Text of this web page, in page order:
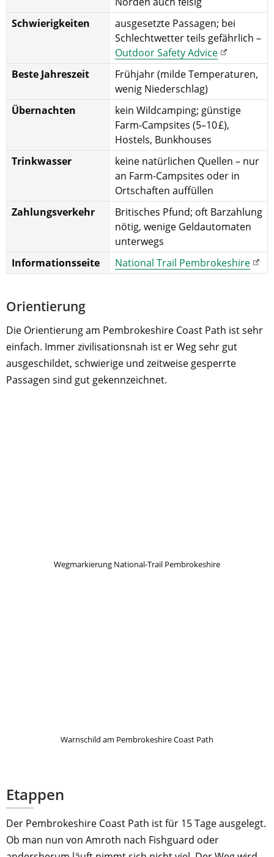
Schwierigkeiten
ausgesetzte Passagen; bei
Schlechtwetter teils gefährlich –
Outdoor Safety Advice
Beste Jahreszeit
Frühjahr (milde Temperaturen,
wenig Niederschlag)
Übernachten
kein Wildcamping; günstige
Farm-Campsites (5–10 £),
Hostels, Bunkhouses
Trinkwasser
keine natürlichen Quellen – nur
an Farm-Campsites oder in
Ortschaften auffüllen
Zahlungsverkehr
Britisches Pfund; oft Barzahlung
nötig, wenige Geldautomaten
unterwegs
Informationsseite
National Trail Pembrokeshire
Orientierung
Die Orientierung am Pembrokeshire Coast Path ist sehr
einfach. Immer zivilisationsnah ist er Weg sehr gut
ausgeschildet, schwierige und zeitweise gesperrte
Passagen sind gut gekennzeichnet.
Wegmarkierung National-Trail Pembrokeshire
Warnschild am Pembrokeshire Coast Path
Etappen
Der Pembrokeshire Coast Path ist für 15 Tage ausgelegt.
Ob man nun von Amroth nach Fishguard oder